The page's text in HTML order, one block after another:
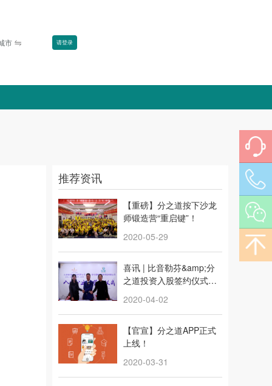
市 请登录
推荐资讯
【重磅】分之道按下沙龙
师锻造营“重启键”！
2020-05-29
喜讯 | 比音勒芬&amp;分
之道投资入股签约仪式圆
2020-04-02
【官宣】分之道APP正式
上线！
2020-03-31